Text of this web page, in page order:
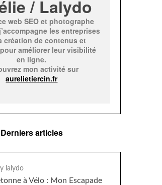
/ Lalydo
web SEO et photographe
les entreprises
création de contenus et
pour améliorer leur visibilité
en ligne.
mon activité sur
aurelietiercin.fr
Derniers articles
lalydo
à Vélo : Mon Escapade